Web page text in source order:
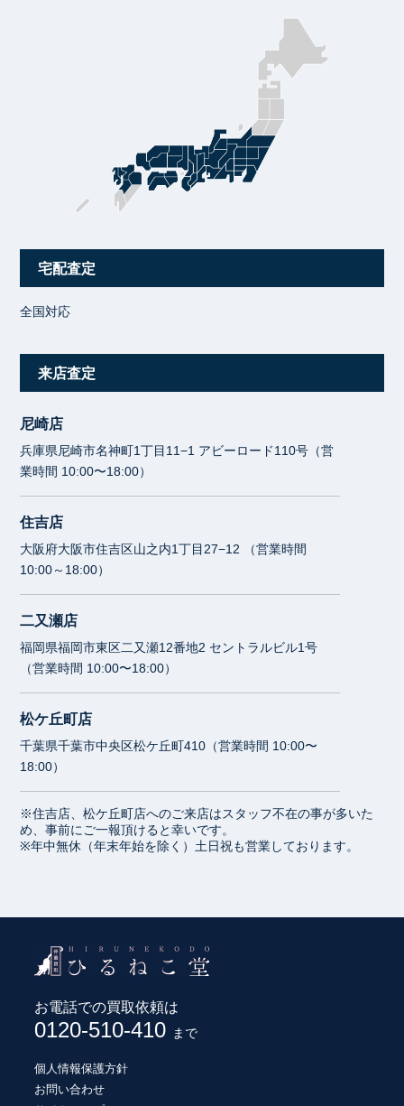
宅配査定
全国対応
来店査定
尼崎店
兵庫県尼崎市名神町1丁目11−1 アビーロード110号（営
業時間 10:00〜18:00）
住吉店
大阪府大阪市住吉区山之内1丁目27−12 （営業時間
10:00～18:00）
二又瀬店
福岡県福岡市東区二又瀬12番地2 セントラルビル1号
（営業時間 10:00〜18:00）
松ケ丘町店
千葉県千葉市中央区松ケ丘町410（営業時間 10:00〜
18:00）
※住吉店、松ケ丘町店へのご来店はスタッフ不在の事が多いた
め、事前にご一報頂けると幸いです。
※年中無休（年末年始を除く）土日祝も営業しております。
お電話での買取依頼は
0120-510-410 まで
個人情報保護方針
お問い合わせ